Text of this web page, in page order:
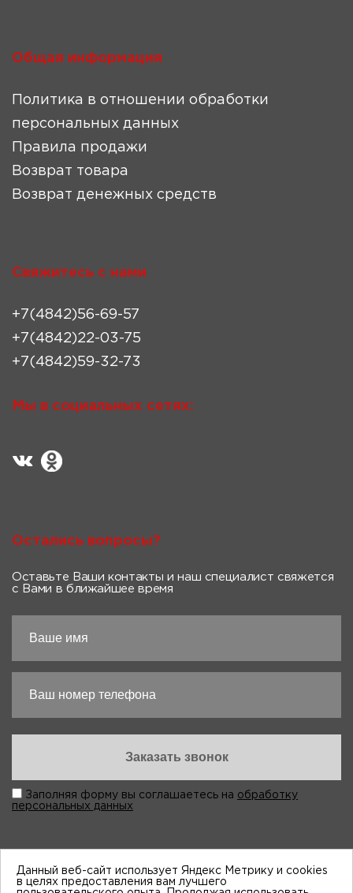
Общая информация
Политика в отношении обработки
персональных данных
Правила продажи
Возврат товара
Возврат денежных средств
Свяжитесь с нами
+7(4842)56-69-57
+7(4842)22-03-75
+7(4842)59-32-73
Мы в социальных сетях:
Остались вопросы?
Оставьте Ваши контакты и наш специалист свяжется
с Вами в ближайшее время
Заполняя форму вы соглашаетесь на обработку
персональных данных
Данный веб-сайт использует Яндекс Метрику и cookies
в целях предоставления вам лучшего